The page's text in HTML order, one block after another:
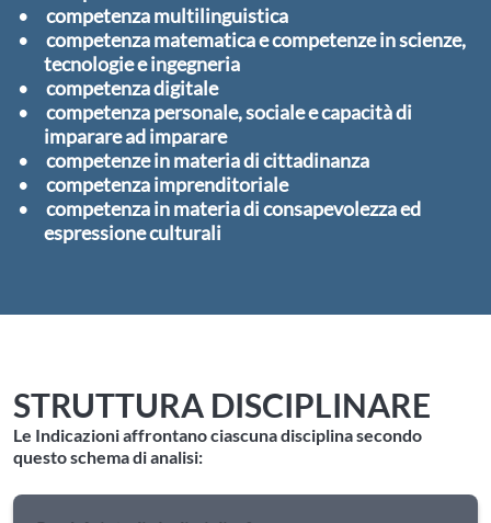
competenza multilinguistica
competenza matematica e competenze in scienze,
tecnologie e ingegneria
competenza digitale
competenza personale, sociale e capacità di
imparare ad imparare
competenze in materia di cittadinanza
competenza imprenditoriale
competenza in materia di consapevolezza ed
espressione culturali
STRUTTURA DISCIPLINARE
Le Indicazioni affrontano ciascuna disciplina secondo
questo schema di analisi: